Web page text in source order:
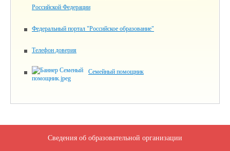
Российской Федерации
Федеральный портал "Российское образование"
Телефон доверия
Семейный помощник
Сведения об образовательной организации